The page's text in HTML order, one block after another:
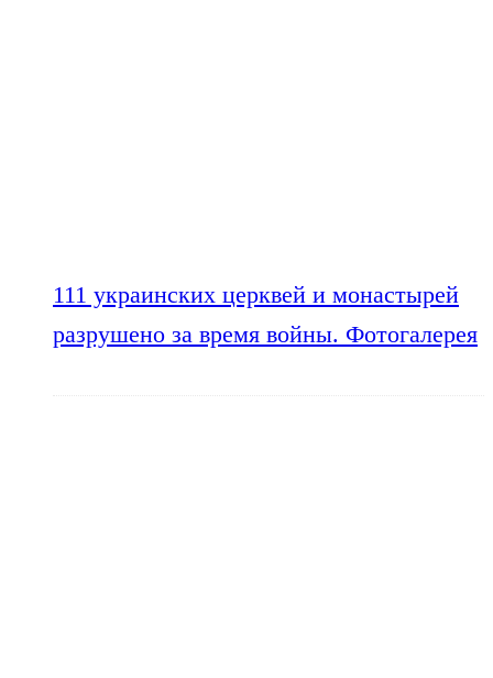
111 украинских церквей и монастырей
разрушено за время войны. Фотогалерея